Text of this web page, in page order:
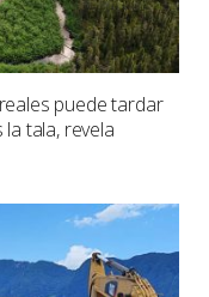
puede tardar
tala, revela